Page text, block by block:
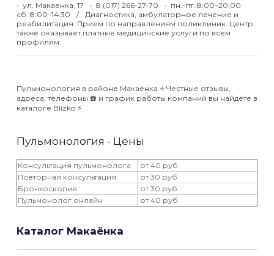
ул. Макаенка, 17 8 (017) 266-27-70
пн.-пт.:8:00–20:00
сб.:8:00–14:30
Диагностика, амбулаторное лечение и
реабилитация. Прием по направлениям поликлиник. Центр
также оказывает платные медицинские услуги по всем
профилям.
Пульмонология в районе Макаёнка ⭐️ Честные отзывы,
адреса, телефоны ☎️ и график работы компаний вы найдёте в
каталоге Blizko ⚡️
Пульмонология - Цены
Консультация пульмонолога
от 40 руб.
Повторная консультация
от 30 руб.
Бронхоскопия
от 30 руб.
Пульмонолог онлайн
от 40 руб.
Каталог Макаёнка